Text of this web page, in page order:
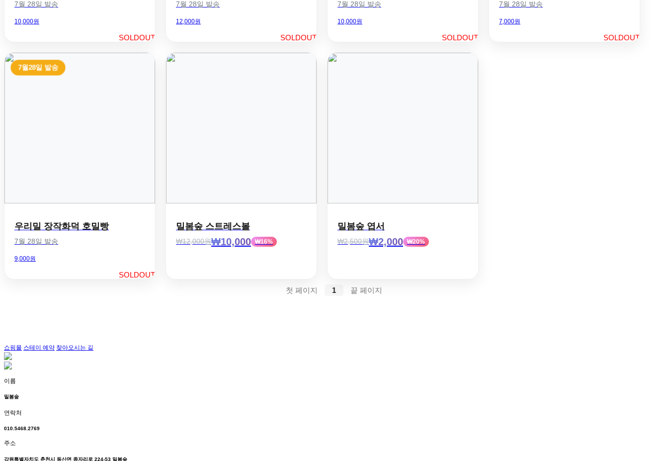
7월 28일 발송
10,000원
SOLDOUT
7월 28일 발송
12,000원
SOLDOUT
7월 28일 발송
10,000원
SOLDOUT
7월 28일 발송
7,000원
SOLDOUT
7월28일 발송
우리밀 장작화덕 호밀빵
7월 28일 발송
9,000원
SOLDOUT
밀봄숲 스트레스볼
₩12,000원₩10,000 ₩16%
밀봄숲 엽서
₩2,500원₩2,000 ₩20%
첫 페이지 1 끝 페이지
쇼핑몰 스테이 예약 찾아오시는 길
이름
밀봄숲
연락처
010.5468.2769
주소
강원특별자치도 춘천시 동산면 종자리로 224-53 밀봄숲